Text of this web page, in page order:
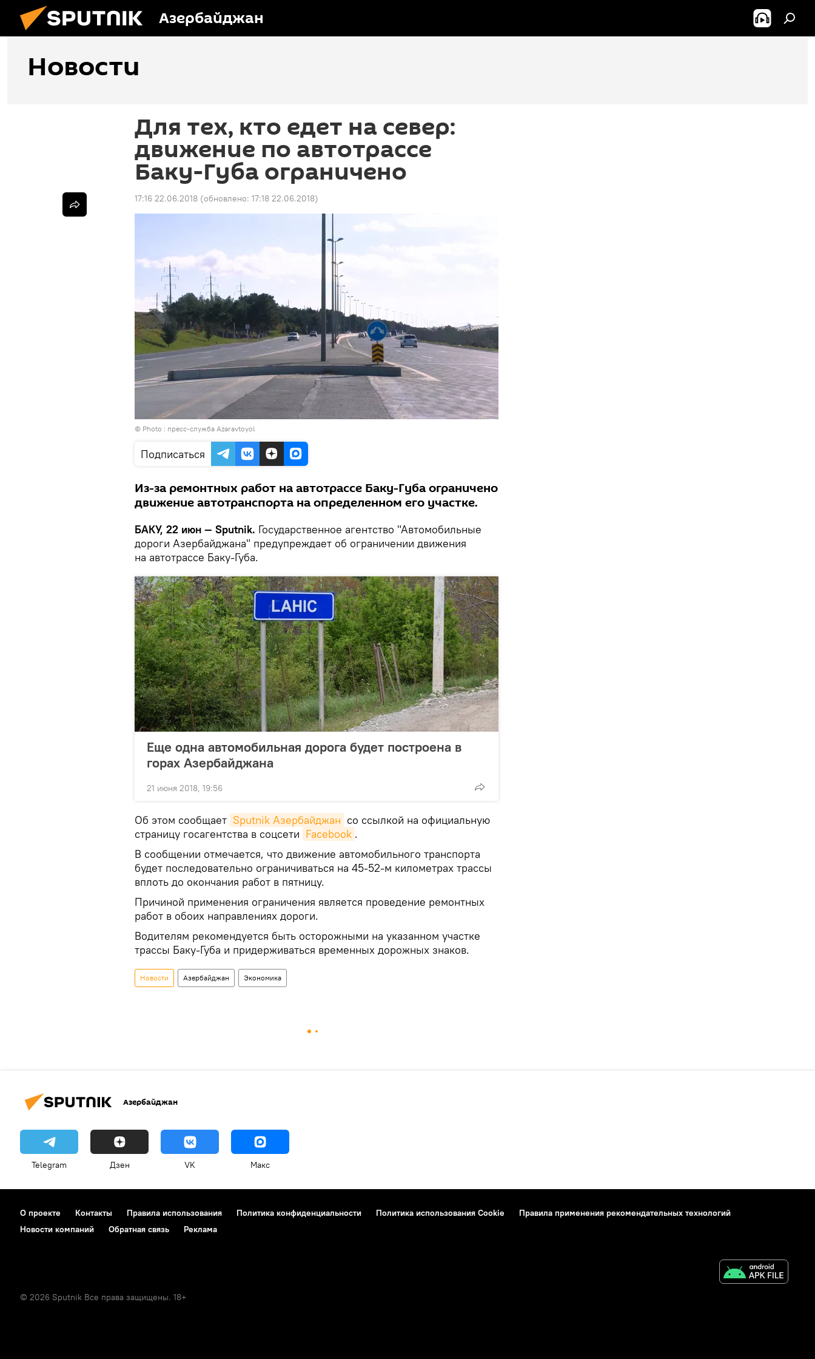
Азербайджан
Новости
Для тех, кто едет на север:
движение по автотрассе
Баку-Губа ограничено
17:16 22.06.2018 (обновлено: 17:18 22.06.2018)
© Photo : пресс-служба Azəravtoyol
Подписаться
Из-за ремонтных работ на автотрассе Баку-Губа ограничено
движение автотранспорта на определенном его участке.
БАКУ, 22 июн — Sputnik. Государственное агентство "Автомобильные
дороги Азербайджана" предупреждает об ограничении движения
на автотрассе Баку-Губа.
Еще одна автомобильная дорога будет построена в
горах Азербайджана
21 июня 2018, 19:56
Об этом сообщает Sputnik Азербайджан со ссылкой на официальную
страницу госагентства в соцсети Facebook .
В сообщении отмечается, что движение автомобильного транспорта
будет последовательно ограничиваться на 45-52-м километрах трассы
вплоть до окончания работ в пятницу.
Причиной применения ограничения является проведение ремонтных
работ в обоих направлениях дороги.
Водителям рекомендуется быть осторожными на указанном участке
трассы Баку-Губа и придерживаться временных дорожных знаков.
Новости Азербайджан Экономика
Азербайджан
Telegram Дзен VK Макс
О проекте Контакты Правила использования Политика конфиденциальности Политика использования Cookie
Правила применения рекомендательных технологий
Новости компаний
Обратная связь Реклама
© 2026 Sputnik Все права защищены. 18+